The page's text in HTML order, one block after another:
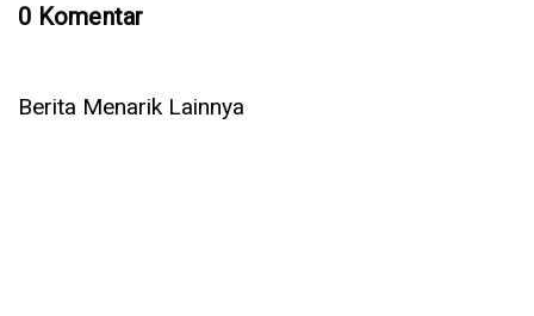
0 Komentar
Berita Menarik Lainnya